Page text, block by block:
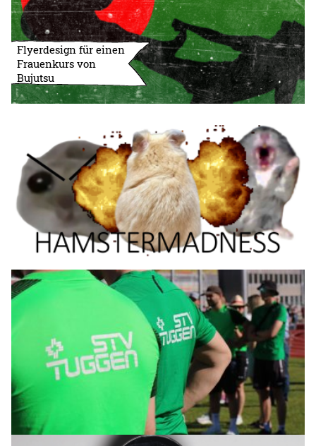
Flyerdesign für einen
Frauenkurs von
Bujutsu